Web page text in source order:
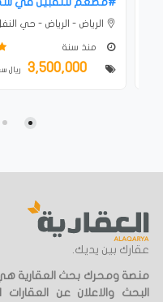
الرياض - الرياض - حي النفل
منذ سنة
3,500,000 ريال
عقارك بين يديك.
منصة ومحرك بحث العقارية
البحث والاعلان عن